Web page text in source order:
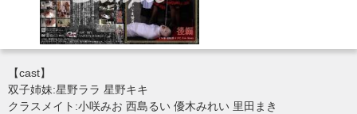
【cast】
双子姉妹:星野ララ 星野キキ
クラスメイト:小咲みお 西島るい 優木みれい 里田まき
(Log In)
(My Page)
ようこそ ゲストさん